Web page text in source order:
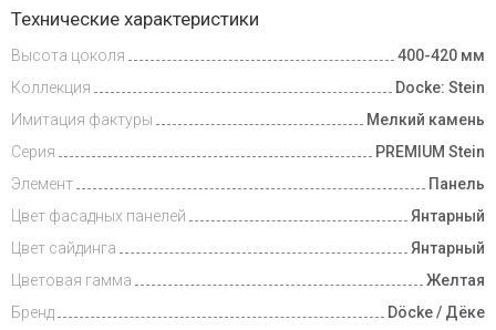
и оплата
Технические характеристики
Высота цоколя
400-420 мм
Коллекция
Docke: Stein
Имитация фактуры
Мелкий камень
Серия
PREMIUM Stein
Элемент
Панель
Цвет фасадных панелей
Янтарный
Цвет сайдинга
Янтарный
Цветовая гамма
Желтая
Бренд
Döcke / Дёке